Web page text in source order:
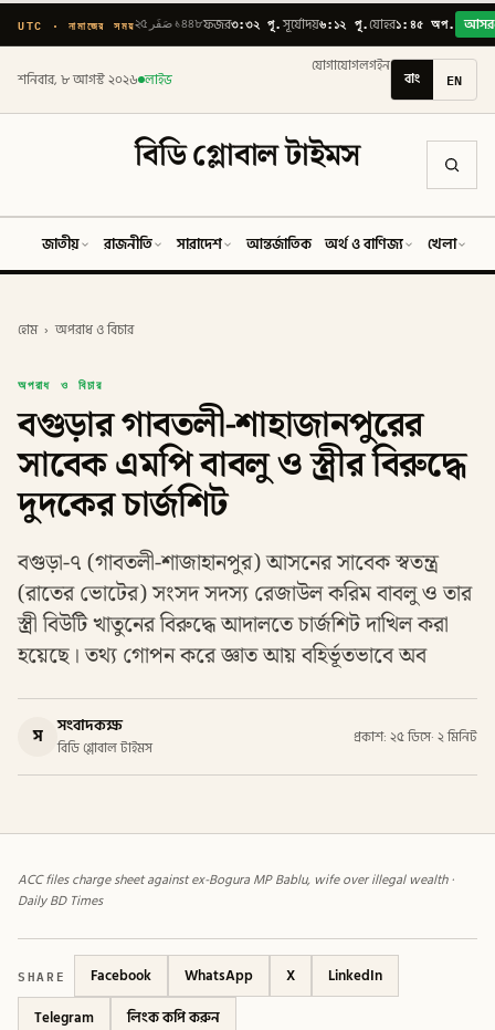
UTC · নামাজের সময় ২৫ صَفَر ১৪৪৮ফজর৩:৩২ পূ.সূর্যোদয়৬:১২ পূ.যোহর১:৪৫ অপ. আসর
শনিবার, ৮ আগস্ট ২০২৬ লাইভ
যোগাযোগলগইন
বাং EN
বিডি গ্লোবাল টাইমস
জাতীয় রাজনীতি সারাদেশ আন্তর্জাতিক অর্থ ও বাণিজ্য খেলা
হোম › অপরাধ ও বিচার
অপরাধ ও বিচার
বগুড়ার গাবতলী-শাহাজানপুরের
সাবেক এমপি বাবলু ও স্ত্রীর বিরুদ্ধে
দুদকের চার্জশিট
বগুড়া-৭ (গাবতলী-শাজাহানপুর) আসনের সাবেক স্বতন্ত্র
(রাতের ভোটের) সংসদ সদস্য রেজাউল করিম বাবলু ও তার
স্ত্রী বিউটি খাতুনের বিরুদ্ধে আদালতে চার্জশিট দাখিল করা
হয়েছে। তথ্য গোপন করে জ্ঞাত আয় বহির্ভূতভাবে অব
স সংবাদকক্ষ
বিডি গ্লোবাল টাইমস
প্রকাশ: ২৫ ডিসে· ২ মিনিট
ACC files charge sheet against ex-Bogura MP Bablu, wife over illegal wealth ·
Daily BD Times
SHARE Facebook WhatsApp X
LinkedIn
Telegram
লিংক কপি করুন